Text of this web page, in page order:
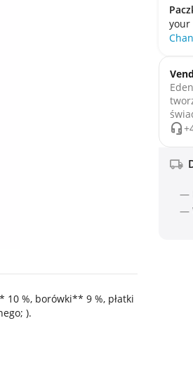
your
—
—
%, borówki** 9 %, płatki
).